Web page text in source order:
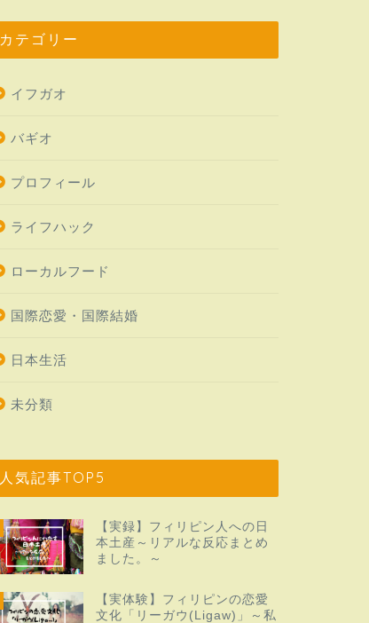
カテゴリー
イフガオ
バギオ
プロフィール
ライフハック
ローカルフード
国際恋愛・国際結婚
日本生活
未分類
人気記事TOP5
【実録】フィリピン人への日
本土産～リアルな反応まとめ
ました。～
【実体験】フィリピンの恋愛
文化「リーガウ(Ligaw)」～私